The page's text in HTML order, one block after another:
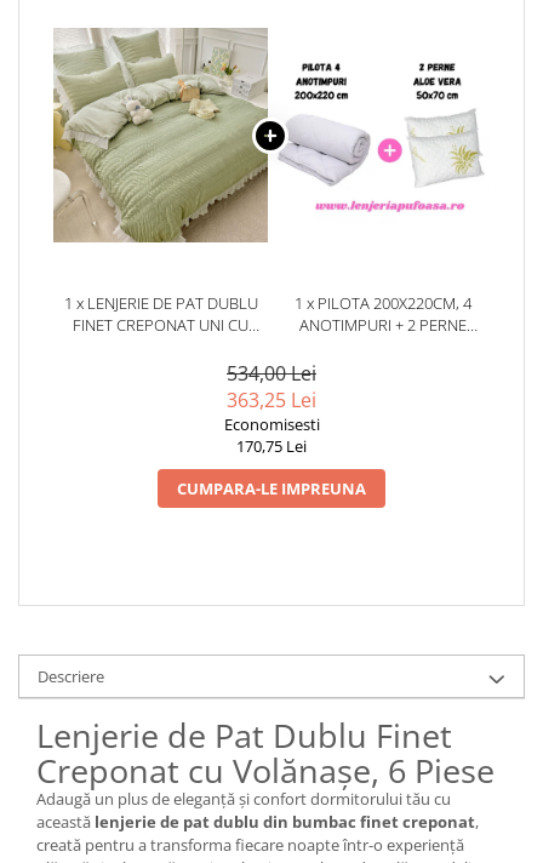
1 x LENJERIE DE PAT DUBLU
FINET CREPONAT UNI CU
1 x PILOTA 200X220CM, 4
ANOTIMPURI + 2 PERNE
534,00 Lei
363,25 Lei
Economisesti
170,75 Lei
CUMPARA-LE IMPREUNA
Descriere
Lenjerie de Pat Dublu Finet
Creponat cu Volănașe, 6 Piese
Adaugă un plus de eleganță și confort dormitorului tău cu
această lenjerie de pat dublu din bumbac finet creponat,
creată pentru a transforma fiecare noapte într-o experiență